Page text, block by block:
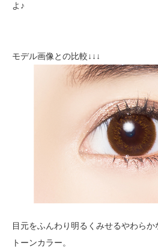
よ♪
モデル画像との比較↓↓↓
目元をふんわり明るくみせるやわら
トーンカラー。